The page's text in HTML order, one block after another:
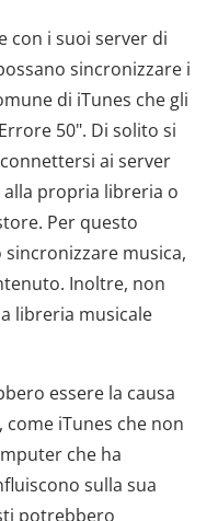
con i suoi server di
sincronizzare i
di iTunes che gli
50". Di solito si
ai server
propria libreria o
Per questo
musica,
Inoltre, non
libreria musicale
essere la causa
iTunes che non
che ha
sulla sua
potrebbero